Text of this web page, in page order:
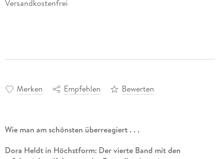
Versandkostenfrei
Merken Empfehlen Bewerten
Wie man am schönsten überreagiert . . .
Dora Heldt in Höchstform: Der vierte Band mit den